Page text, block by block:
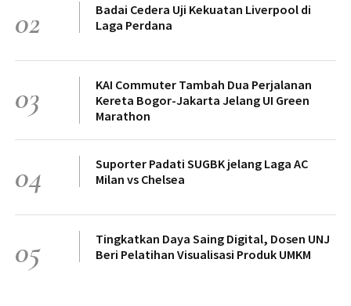
02
Badai Cedera Uji Kekuatan Liverpool di
Laga Perdana
03
KAI Commuter Tambah Dua Perjalanan
Kereta Bogor-Jakarta Jelang UI Green
Marathon
04
Suporter Padati SUGBK jelang Laga AC
Milan vs Chelsea
05
Tingkatkan Daya Saing Digital, Dosen UNJ
Beri Pelatihan Visualisasi Produk UMKM